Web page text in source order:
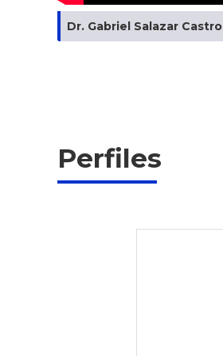
Dr. Gabriel Salazar Castro
Perfiles